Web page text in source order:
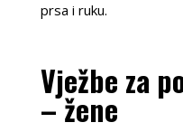
prsa i ruku.
Vježbe za
– žene